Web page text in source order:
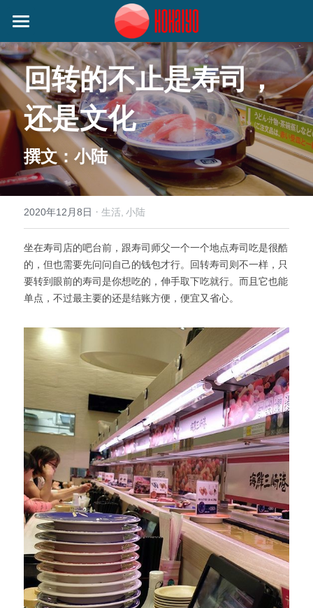
首页
日本动态
音乐类
娱乐类
生活类
作者分类
艺人动态
小野丽莎 (Lisa Ono)
SILENT SIREN (サイレントサイレン)
麦野优衣 (Yui Mugino)
桃知みなみ (Momochi Minami)
谷本贵义(Tanimoto Takayoshi)
EIGHT OF TRIANGLE
26時のマスカレイド（26Jino Masquerade）
angela (アンジェラ)
超ときめき♡宣伝部
CiON（シーオン）
H△G（ハグ）
关注我们
回转的不止是寿司，
还是文化
撰文：小陆
2020年12月8日 · 生活, 小陆
坐在寿司店的吧台前，跟寿司师父一个一个地点寿司吃是很酷
的，但也需要先问问自己的钱包才行。回转寿司则不一样，只
要转到眼前的寿司是你想吃的，伸手取下吃就行。而且它也能
单点，不过最主要的还是结账方便，便宜又省心。